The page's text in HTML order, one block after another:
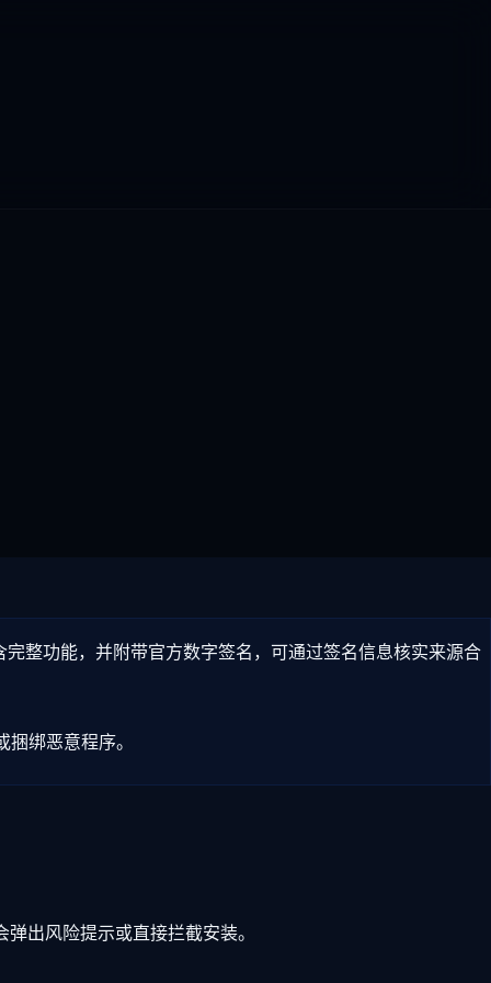
整功能，并附带官方数字签名，可通过签名信息核实来源合
绑恶意程序。
出风险提示或直接拦截安装。